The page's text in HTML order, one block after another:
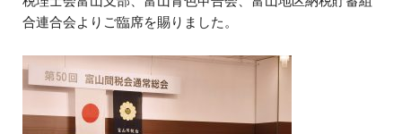
合連合会よりご臨席を賜りました。